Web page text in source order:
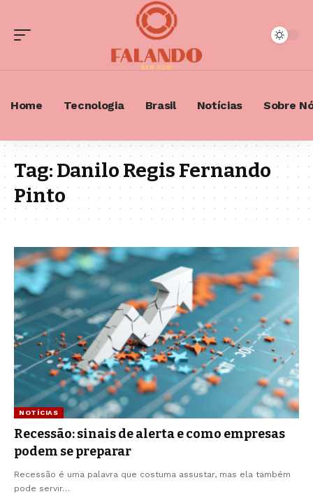
Home Tecnologia Brasil Notícias Sobre
Tag:Danilo Regis Fernando
Pinto
NOTÍCIAS
Recessão: sinais de alerta e como empresas
podem se preparar
Recessão é uma palavra que costuma assustar, mas ela também
pode servir…